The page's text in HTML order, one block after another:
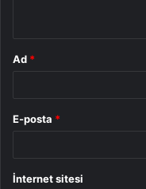
Ad *
E-posta *
İnternet sitesi